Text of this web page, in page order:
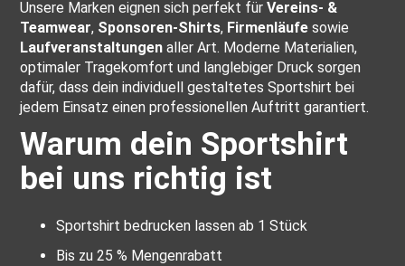
Unsere Marken eignen sich perfekt für Vereins- &
Teamwear, Sponsoren-Shirts, Firmenläufe sowie
Laufveranstaltungen aller Art. Moderne Materialien,
optimaler Tragekomfort und langlebiger Druck sorgen
dafür, dass dein individuell gestaltetes Sportshirt bei
jedem Einsatz einen professionellen Auftritt garantiert.
Warum dein Sportshirt
bei uns richtig ist
Sportshirt bedrucken lassen ab 1 Stück
Bis zu 25 % Mengenrabatt